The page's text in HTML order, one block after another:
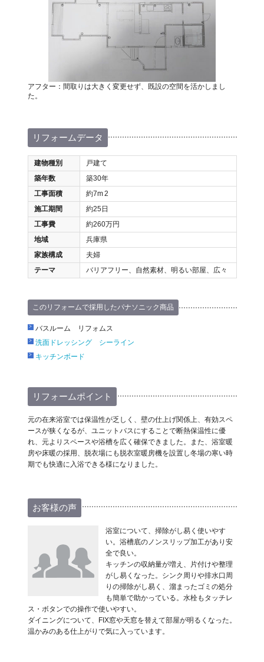
アフター：間取りは大きく変更せず、既設の空間を活かしまし
た。
リフォームデータ
建物種別
戸建て
築年数
築30年
工事面積
約7m2
施工期間
約25日
工事費
約260万円
地域
兵庫県
家族構成
夫婦
テーマ
バリアフリー、自然素材、明るい部屋、広々
このリフォームで採用したパナソニック商品
バスルーム リフォムス
洗面ドレッシング シーライン
キッチンボード
リフォームポイント
元の在来浴室では保温性が乏しく、壁の仕上げ関係上、有効スペ
ースが狭くなるが、ユニットバスにすることで断熱保温性に優
れ、元よりスペースや浴槽を広く確保できました。また、浴室暖
房や床暖の採用、脱衣場にも脱衣室暖房機を設置し冬場の寒い時
期でも快適に入浴できる様になりました。
お客様の声
浴室について、掃除がし易く使いやす
い。浴槽底のノンスリップ加工があり安
全で良い。
キッチンの収納量が増え、片付けや整理
がし易くなった。シンク周りや排水口周
りの掃除がし易く、溜まったゴミの処分
も簡単で助かっている。水栓もタッチレ
ス・ボタンでの操作で使いやすい。
ダイニングについて、FIX窓や天窓を替えて部屋が明るくなった。
温かみのある仕上がりで気に入っています。